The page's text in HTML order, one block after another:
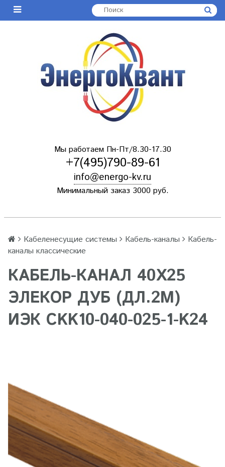
Мы работаем Пн-Пт/8.30-17.30
+7(495)790-89-61
info@energo-kv.ru
Минимальный заказ 3000 руб.
Кабеленесущие системы Кабель-каналы
Кабель-
каналы классические
КАБЕЛЬ-КАНАЛ 40Х25
ЭЛЕКОР ДУБ (ДЛ.2М)
ИЭК CKK10-040-025-1-K24